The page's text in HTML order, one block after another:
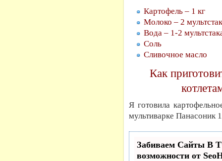
Картофель – 1 кг
Молоко – 2
Вода – 1-2
Соль
Сливочное масло
Как
Я готовила
мультиварке Панасоник
Забиваем Сайты
возможности от